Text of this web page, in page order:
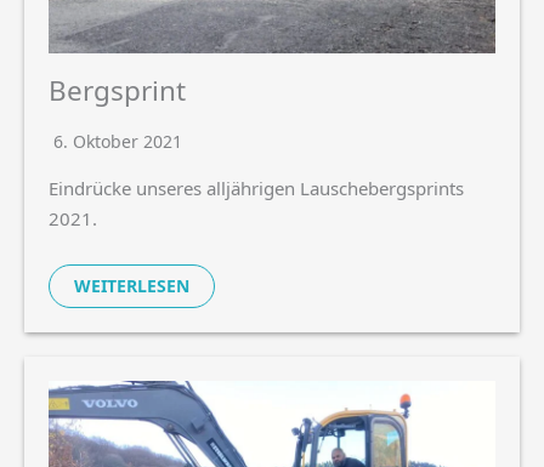
Bergsprint
6. Oktober 2021
Eindrücke unseres alljährigen Lauschebergsprints
2021.
WEITERLESEN